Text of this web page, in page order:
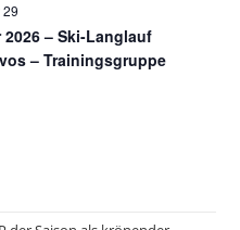
2026 – Ski-Langlauf
– Trainingsgruppe